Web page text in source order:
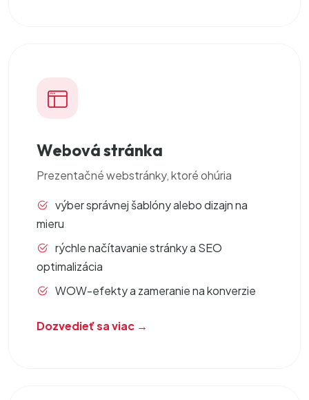
Webová stránka
Prezentačnéwebstránky, ktoré ohúria
výber správnej šablóny alebo dizajn na
mieru
rýchle načítavanie stránky a SEO
optimalizácia
WOW-efekty a zameranie na konverzie
Dozvedieť sa viac →